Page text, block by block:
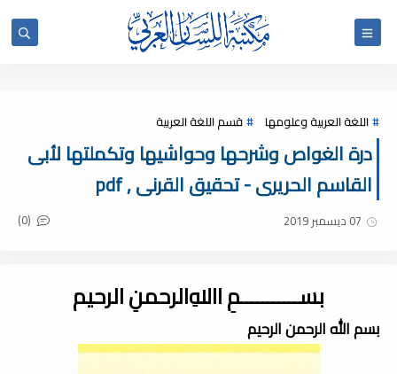
اللغة العربية وعلومها قسم اللغة العربية
درة الغواص وشرحها وحواشيها وتكملتها لأبى
القاسم الحريرى - تحقيق القرنى , pdf
07 ديسمبر 2019 (0)
بســـــــــــمِ اﷲِالرحمنِ الرحيم
بسم الله الرحمن الرحيم